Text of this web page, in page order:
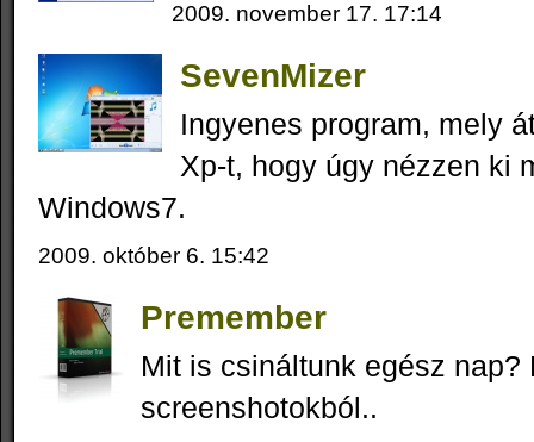
2009. november 17. 17:14
SevenMizer
Ingyenes program, mely
Xp-t, hogy úgy nézzen ki
Windows7.
2009. október 6. 15:42
Premember
Mit is csináltunk egész nap?
screenshotokból..